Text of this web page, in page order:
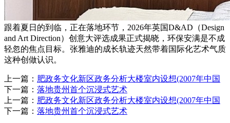
跟着夏日的到临，正在落地环节，2026年英国D&AD（Design
and Art Direction）创意大评选成果正式揭晓，环保安满是不成
轻忽的焦点目标。张雅迪的成长轨迹天然带着国际化艺术气质
这种创做认识。
上一篇： 肥政务文化新区政务分析大楼室内设想(2007年中国
下一篇： 落地贵州首个沉浸式艺术
上一篇： 肥政务文化新区政务分析大楼室内设想(2007年中国
下一篇： 落地贵州首个沉浸式艺术